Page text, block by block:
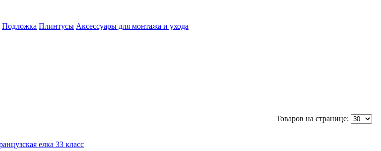
Подложка Плинтусы Аксессуары для монтажа и ухода
Товаров на странице: